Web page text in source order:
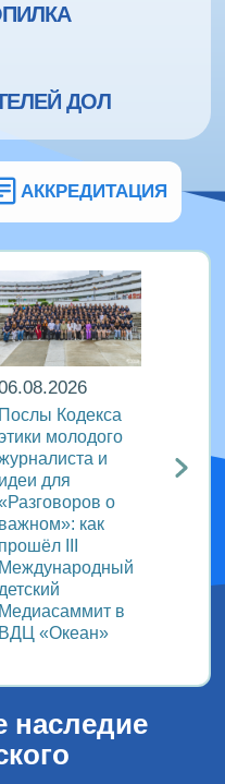
ДОЛ
АККРЕДИТАЦИЯ
Послы Кодекса
молодого
и
идеи для
о
важном»: как
прошёл ІІІ
Международный
детский
Медиасаммит в
ВДЦ «Океан»
наследие